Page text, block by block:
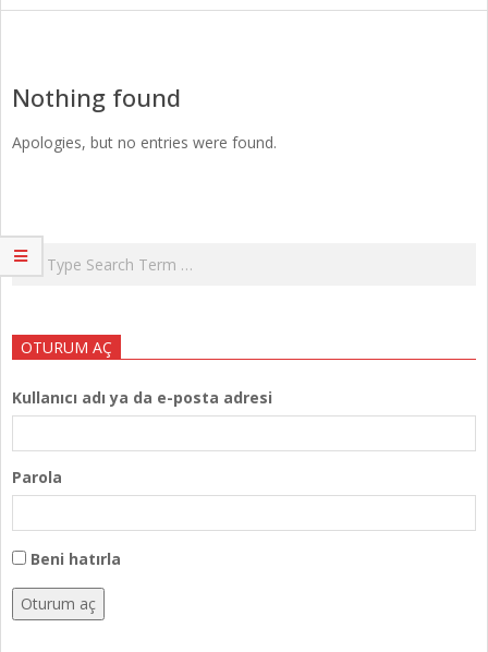
Nothing found
Apologies, but no entries were found.
Search
OTURUM AÇ
Kullanıcı adı ya da e-posta adresi
Parola
Beni hatırla
Oturum aç